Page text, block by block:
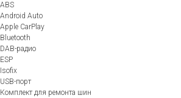
ABS
Android Auto
Apple CarPlay
Bluetooth
DAB-радио
ESP
Isofix
USB-порт
Комплект для ремонта шин